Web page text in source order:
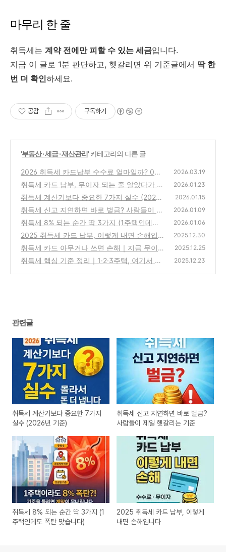
마무리 한 줄
취득세는 계약 전에만 피할 수 있는 세금입니다.
지금 이 글로 1분 판단하고, 헷갈리면 위 기준글에서 딱 한
번 더 확인하세요.
공감 구독하기
'부동산 · 세금 · 재산관리' 카테고리의 다른 글
2026 취득세 카드납부 수수료 얼마일까? 0원
인 줄 알았다가 20만 원 더 낸 이유
(0)
2026.03.19
취득세 카드 납부, 무이자 되는 줄 알았다가 손
해 보는 이유
(0)
2026.01.23
취득세 계산기보다 중요한 7가지 실수 (2026
년 기준)
(0)
2026.01.15
취득세 신고 지연하면 바로 벌금? 사람들이 제
일 헷갈리는 기준
(0)
2026.01.09
취득세 8% 되는 순간 딱 3가지 (1주택인데도
폭탄 맞습니다)
(0)
2026.01.06
2025 취득세 카드 납부, 이렇게 내면 손해입니
다
(0)
2025.12.30
취득세 카드 아무거나 쓰면 손해｜지금 무이자
되는 카드 거의 없습니다 (2026년)
(0)
2025.12.25
취득세 핵심 기준 정리｜1·2·3주택, 여기서 세
2025.12.23
관련글
취득세 계산기보다 중요한 7가지
실수 (2026년 기준)
취득세 신고 지연하면 바로 벌금?
사람들이 제일 헷갈리는 기준
취득세 8% 되는 순간 딱 3가지 (1
주택인데도 폭탄 맞습니다)
2025 취득세 카드 납부, 이렇게
내면 손해입니다